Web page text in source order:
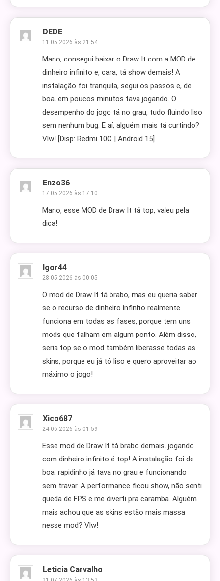
DEDE
11.05.2026 às 21:54
Mano, consegui baixar o Draw It com a MOD de
dinheiro infinito e, cara, tá show demais! A
instalação foi tranquila, segui os passos e, de
boa, em poucos minutos tava jogando. O
desempenho do jogo tá no grau, tudo fluindo liso
sem nenhum bug. E aí, alguém mais tá curtindo?
Vlw! [Disp: Redmi 10C | Android 15]
Enzo36
17.05.2026 às 17:10
Mano, esse MOD de Draw It tá top, valeu pela
dica!
Igor44
28.05.2026 às 00:05
O mod de Draw It tá brabo, mas eu queria saber
se o recurso de dinheiro infinito realmente
funciona em todas as fases, porque tem uns
mods que falham em algum ponto. Além disso,
seria top se o mod também liberasse todas as
skins, porque eu já tô liso e quero aproveitar ao
máximo o jogo!
Xico687
24.06.2026 às 01:59
Esse mod de Draw It tá brabo demais, jogando
com dinheiro infinito é top! A instalação foi de
boa, rapidinho já tava no grau e funcionando
sem travar. A performance ficou show, não senti
queda de FPS e me diverti pra caramba. Alguém
mais achou que as skins estão mais massa
nesse mod? Vlw!
Leticia Carvalho